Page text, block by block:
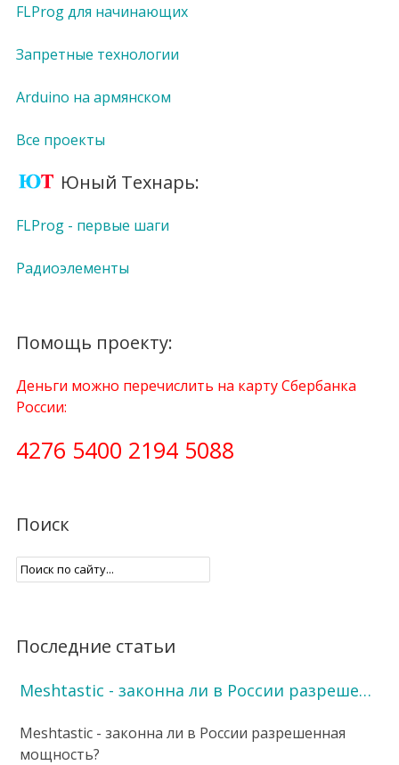
FLProg для начинающих
Запретные технологии
Arduino на армянском
Все проекты
Юный Технарь:
FLProg - первые шаги
Радиоэлементы
Помощь проекту:
Деньги можно перечислить на карту Сбербанка
России:
4276 5400 2194 5088
Поиск
Последние статьи
Meshtastic - законна ли в России разреше…
Meshtastic - законна ли в России разрешенная
мощность?